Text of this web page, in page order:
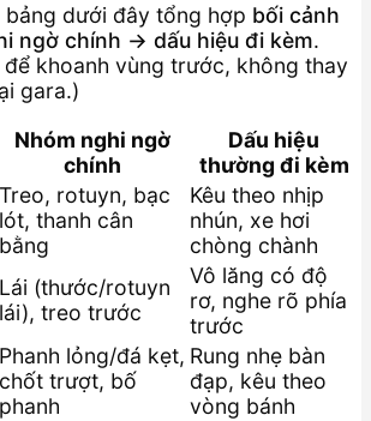
dưới đây tổng hợp bối cảnh
ngờ chính → dấu hiệu đi kèm.
để khoanh vùng trước, không thay
gara.)
Nhóm nghi ngờ
chính
Dấu hiệu
thường đi kèm
Treo, rotuyn, bạc
lót, thanh cân
bằng
Kêu theo nhịp
nhún, xe hơi
chòng chành
Lái (thước/rotuyn
lái), treo trước
Vô lăng có độ
rơ, nghe rõ phía
trước
Phanh lỏng/đá kẹt,
chốt trượt, bố
phanh
Rung nhẹ bàn
đạp, kêu theo
vòng bánh